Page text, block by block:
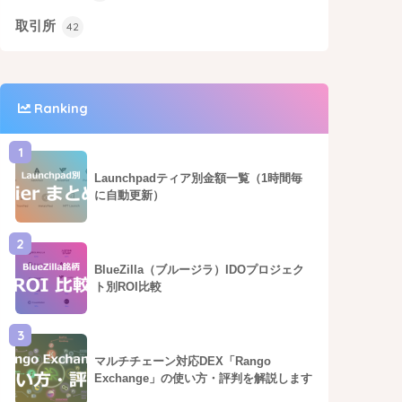
取引所 42
Ranking
1
Launchpadティア別金額一覧（1時間毎
に自動更新）
2
BlueZilla（ブルージラ）IDOプロジェク
ト別ROI比較
3
マルチチェーン対応DEX「Rango
Exchange」の使い方・評判を解説します